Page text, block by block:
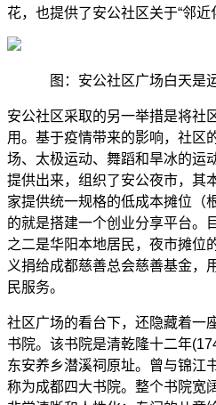
花，也提供了安公社区关于“邻近
图：安公社区广场白天是
安公社区采取的另一举措是将社
用。基于疫情带来的影响，社区
场、太极运动、舞蹈和旱冰的运
提供出来，组织了安公夜市，其
家提供统一规格的低成本摊位（
的就是搭建一个创业分享平台。
之二是华阳本地居民，夜市摊位
义捐给成都慈善总会慈善基金，
民服务。
社区广场的看台下，还隐藏着一
书院。该书院是清乾隆十二年
东安养乡潜溪祠原址。曾与锦江
称为成都四大书院。整个书院宽